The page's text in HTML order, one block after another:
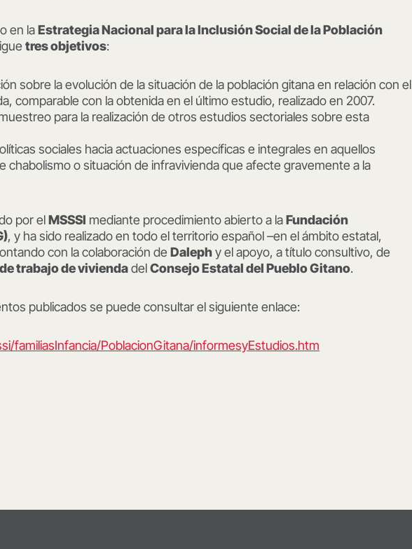
en laEstrategia Nacional para la Inclusión Social de la Población
tres objetivos:
sobre la evolución de la situación de la población gitana en relación con el
comparable con la obtenida en el último estudio, realizado en 2007.
para la realización de otros estudios sectoriales sobre esta
sociales hacia actuaciones específicas e integrales en aquellos
chabolismo o situación de infravivienda que afecte gravemente a la
por elMSSSI mediante procedimiento abierto a laFundación
, y ha sido realizado en todo el territorio español –en el ámbito estatal,
con la colaboración de Dalephy el apoyo, a título consultivo, de
trabajo de viviendadelConsejo Estatal del Pueblo Gitano.
publicados se puede consultar el siguiente enlace:
familiasInfancia/PoblacionGitana/informesyEstudios.htm